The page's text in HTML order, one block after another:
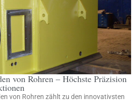
von Rohren – Höchste Präzision
von Rohren zählt zu den innovativsten